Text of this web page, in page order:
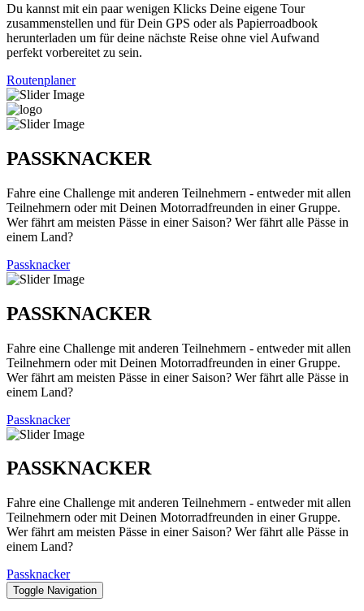
Du kannst mit ein paar wenigen Klicks Deine eigene Tour
zusammenstellen und für Dein GPS oder als Papierroadbook
herunterladen um für deine nächste Reise ohne viel Aufwand
perfekt vorbereitet zu sein.
Routenplaner
PASSKNACKER
Fahre eine Challenge mit anderen Teilnehmern - entweder mit allen
Teilnehmern oder mit Deinen Motorradfreunden in einer Gruppe.
Wer fährt am meisten Pässe in einer Saison? Wer fährt alle Pässe in
einem Land?
Passknacker
PASSKNACKER
Fahre eine Challenge mit anderen Teilnehmern - entweder mit allen
Teilnehmern oder mit Deinen Motorradfreunden in einer Gruppe.
Wer fährt am meisten Pässe in einer Saison? Wer fährt alle Pässe in
einem Land?
Passknacker
PASSKNACKER
Fahre eine Challenge mit anderen Teilnehmern - entweder mit allen
Teilnehmern oder mit Deinen Motorradfreunden in einer Gruppe.
Wer fährt am meisten Pässe in einer Saison? Wer fährt alle Pässe in
einem Land?
Passknacker
Toggle Navigation